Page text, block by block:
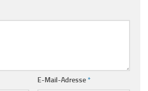
E-Mail-Adresse*